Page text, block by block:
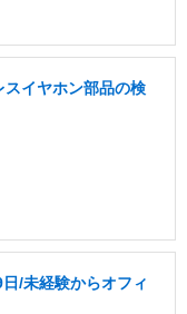
スイヤホン部品の検
/未経験からオフィ